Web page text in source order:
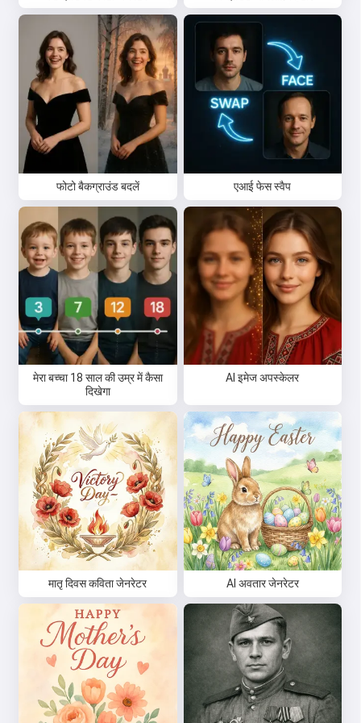
फोटो बैकग्राउंड बदलें एआई फेस स्वैप
मेरा बच्चा 18 साल की उम्र में कैसा
दिखेगा
AI इमेज अपस्केलर
मातृ दिवस कविता जेनरेटर AI अवतार जेनरेटर